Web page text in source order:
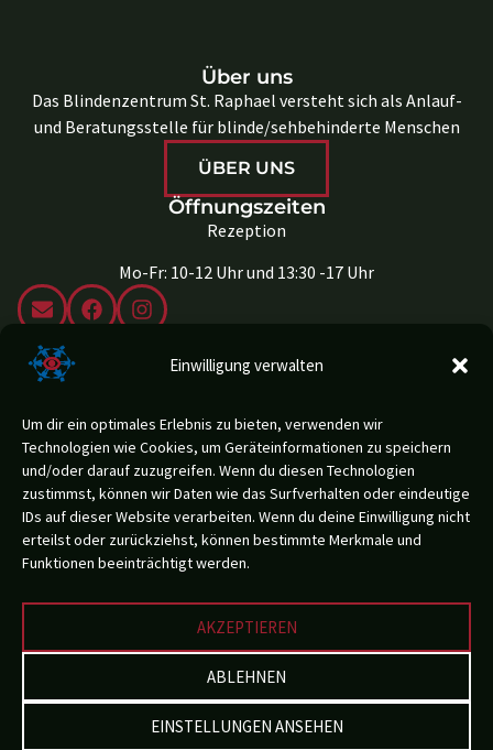
Einwilligung verwalten
Um dir ein optimales Erlebnis zu bieten, verwenden wir
Technologien wie Cookies, um Geräteinformationen zu speichern
und/oder darauf zuzugreifen. Wenn du diesen Technologien
zustimmst, können wir Daten wie das Surfverhalten oder eindeutige
IDs auf dieser Website verarbeiten. Wenn du deine Einwilligung nicht
erteilst oder zurückziehst, können bestimmte Merkmale und
Funktionen beeinträchtigt werden.
AKZEPTIEREN
ABLEHNEN
EINSTELLUNGEN ANSEHEN
Über uns
Das Blindenzentrum St. Raphael versteht sich als Anlauf-
und Beratungsstelle für blinde/sehbehinderte Menschen
ÜBER UNS
Öffnungszeiten
Rezeption
Mo-Fr: 10-12 Uhr und 13:30 -17 Uhr
Schießstandweg 36
Italien
KONTAKT
Aus Gründen der besseren Lesbarkeit werden Personenbezeichnungen
lediglich in der männlichen oder weiblichen Form verwendet, schließen aber
Kontakt Arbeite im Blindenzentrum